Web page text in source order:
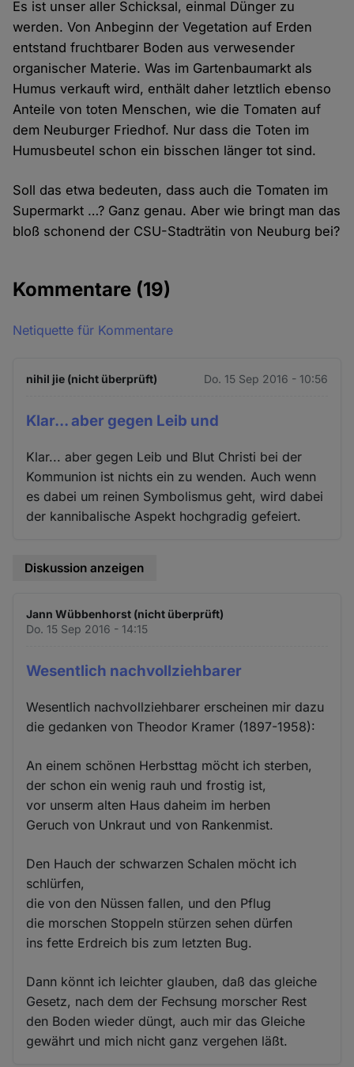
Es ist unser aller Schicksal, einmal Dünger zu
werden. Von Anbeginn der Vegetation auf Erden
entstand fruchtbarer Boden aus verwesender
organischer Materie. Was im Gartenbaumarkt als
Humus verkauft wird, enthält daher letztlich ebenso
Anteile von toten Menschen, wie die Tomaten auf
dem Neuburger Friedhof. Nur dass die Toten im
Humusbeutel schon ein bisschen länger tot sind.
Soll das etwa bedeuten, dass auch die Tomaten im
Supermarkt …? Ganz genau. Aber wie bringt man das
bloß schonend der CSU-Stadträtin von Neuburg bei?
Kommentare (19)
Netiquette für Kommentare
nihil jie (nicht überprüft) Do. 15 Sep 2016 - 10:56
Klar... aber gegen Leib und
Klar... aber gegen Leib und Blut Christi bei der
Kommunion ist nichts ein zu wenden. Auch wenn
es dabei um reinen Symbolismus geht, wird dabei
der kannibalische Aspekt hochgradig gefeiert.
Diskussion anzeigen
Jann Wübbenhorst (nicht überprüft)
Do. 15 Sep 2016 - 14:15
Wesentlich nachvollziehbarer
Wesentlich nachvollziehbarer erscheinen mir dazu
die gedanken von Theodor Kramer (1897-1958):
An einem schönen Herbsttag möcht ich sterben,
der schon ein wenig rauh und frostig ist,
vor unserm alten Haus daheim im herben
Geruch von Unkraut und von Rankenmist.
Den Hauch der schwarzen Schalen möcht ich
schlürfen,
die von den Nüssen fallen, und den Pflug
die morschen Stoppeln stürzen sehen dürfen
ins fette Erdreich bis zum letzten Bug.
Dann könnt ich leichter glauben, daß das gleiche
Gesetz, nach dem der Fechsung morscher Rest
den Boden wieder düngt, auch mir das Gleiche
gewährt und mich nicht ganz vergehen läßt.